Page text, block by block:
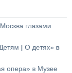
глазами
| О детях» в
опера» в Музее